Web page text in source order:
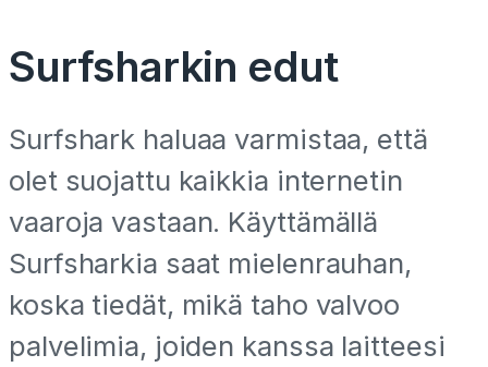
Surfsharkin edut
Surfshark haluaa varmistaa, että
olet suojattu kaikkia internetin
vaaroja vastaan. Käyttämällä
Surfsharkia saat mielenrauhan,
koska tiedät, mikä taho valvoo
palvelimia, joiden kanssa laitteesi